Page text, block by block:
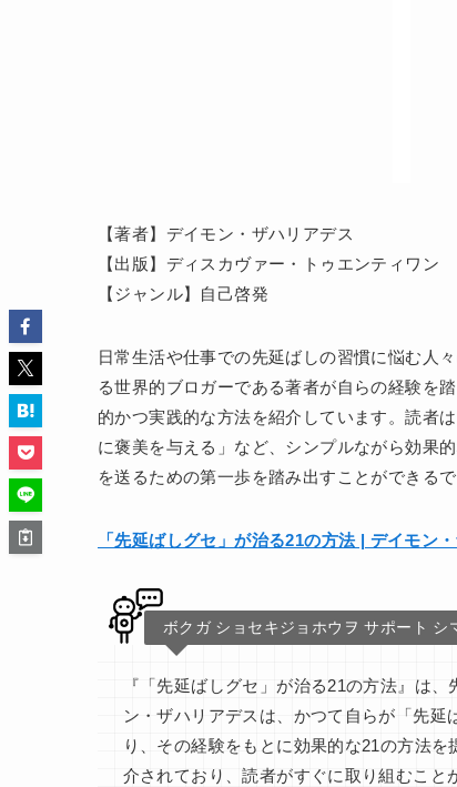
【著者】デイモン・ザハリアデス
【出版】ディスカヴァー・トゥエンティワン
【ジャンル】自己啓発
日常生活や仕事での先延ばしの習慣に悩む人
る世界的ブロガーである著者が自らの経験を
的かつ実践的な方法を紹介しています。読者
に褒美を与える」など、シンプルながら効果
を送るための第一歩を踏み出すことができるで
「先延ばしグセ」が治る21の方法 | デイモン
ボクガ ショセキジョホウヲ サポート シ
『「先延ばしグセ」が治る21の方法』は
ン・ザハリアデスは、かつて自らが「先
り、その経験をもとに効果的な21の方法
介されており、読者がすぐに取り組むこと